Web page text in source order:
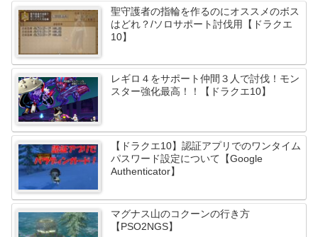
聖守護者の指輪を作るのにオススメのボス
はどれ？/ソロサポート討伐用【ドラクエ
10】
レギロ４をサポート仲間３人で討伐！モン
スター強化最高！！【ドラクエ10】
【ドラクエ10】認証アプリでのワンタイム
パスワード設定について【Google
Authenticator】
マグナス山のコクーンの行き方
【PSO2NGS】